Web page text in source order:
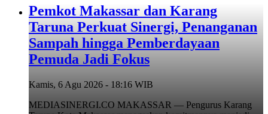
Pemkot Makassar dan Karang
Taruna Perkuat Sinergi, Penanganan
Sampah hingga Pemberdayaan
Pemuda Jadi Fokus
Kamis, 6 Agu 2026 - 18:16 WIB
MEDIASINERGI.CO MAKASSAR — Pengurus Karang